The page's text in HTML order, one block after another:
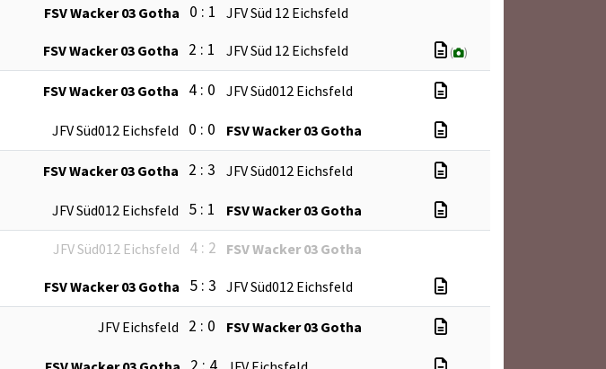
FSV Wacker 03 Gotha 0 : 1 JFV Süd 12 Eichsfeld
FSV Wacker 03 Gotha 2 : 1 JFV Süd 12 Eichsfeld ( )
FSV Wacker 03 Gotha 4 : 0 JFV Süd012 Eichsfeld
JFV Süd012 Eichsfeld 0 : 0 FSV Wacker 03 Gotha
FSV Wacker 03 Gotha 2 : 3 JFV Süd012 Eichsfeld
JFV Süd012 Eichsfeld 5 : 1 FSV Wacker 03 Gotha
JFV Süd012 Eichsfeld 4 : 2 FSV Wacker 03 Gotha
FSV Wacker 03 Gotha 5 : 3 JFV Süd012 Eichsfeld
JFV Eichsfeld 2 : 0 FSV Wacker 03 Gotha